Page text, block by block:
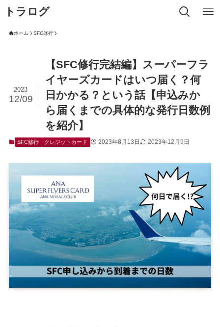
トラログ
ホーム SFC修行
【SFC修行完結編】スーパーフラ
イヤーズカードはいつ届く？何
日かかる？という話【申込みか
ら届くまでの具体的な発行日数例
を紹介】
2023
12/09
SFC修行 クレジットカード 2023年8月13日 2023年12月9日